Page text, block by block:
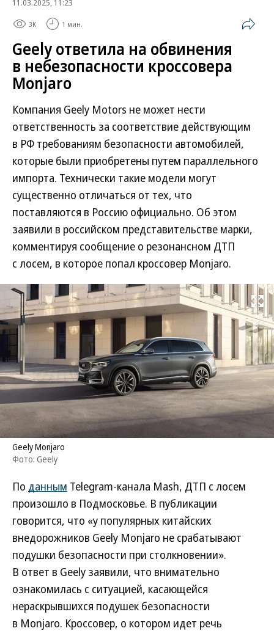
11.03.2025, 11:23
3K 1 мин.
Geely ответила на обвинения
в небезопасности кроссовера
Monjaro
Компания Geely Motors не может нести
ответственность за соответствие действующим
в РФ требованиям безопасности автомобилей,
которые были приобретены путем параллельного
импорта. Технически такие модели могут
существенно отличаться от тех, что
поставляются в Россию официально. Об этом
заявили в российском представительстве марки,
комментируя сообщение о резонансном ДТП
с лосем, в которое попал кроссовер Monjaro.
Развернуть
Geely Monjaro
Фото: Geely
По данным Telegram-канала Mash, ДТП с лосем
произошло в Подмосковье. В публикации
говорится, что «у популярных китайских
внедорожников Geely Monjaro не срабатывают
подушки безопасности при столкновении».
В ответ в Geely заявили, что внимательно
ознакомилась с ситуацией, касающейся
нераскрывшихся подушек безопасности
в Monjaro. Кроссовер, о котором идет речь